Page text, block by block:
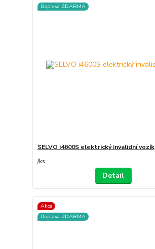
Doprava ZDARMA
SELVO i4600S elektrický invalidní vozík
/ks
Detail
Akce
Doprava ZDARMA